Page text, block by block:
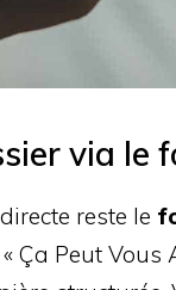
via le
reste le
Ça Peut